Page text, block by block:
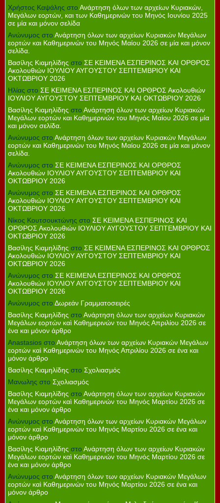
Χρήστος Καψάλης στο Ανάρτηση όλων των αρχείων Κυριακών,
Μεγάλων εορτών, και των Καθημερινών του Μηνός Ιουνίου 2025
σε μία και μόνον σελίδα
Ανώνυμος στο Ανάρτηση όλων των αρχείων Κυριακών Μεγάλων
εορτών και Καθημερινών του Μηνός Μαίου 2026 σε μία και μόνον
σελίδα.
Βασίλης Κιαμηλίδης στο ΣΕ ΚΕΙΜΕΝΑ ΕΣΠΕΡΙΝΟΣ ΚΑΙ ΟΡΘΡΟΣ
Ακολουθιών ΙΟΥΛΙΟΥ ΑΥΓΟΥΣΤΟΥ ΣΕΠΤΕΜΒΡΙΟΥ ΚΑΙ
ΟΚΤΩΒΡΙΟΥ 2026
Ηλίας στο ΣΕ ΚΕΙΜΕΝΑ ΕΣΠΕΡΙΝΟΣ ΚΑΙ ΟΡΘΡΟΣ Ακολουθιών
ΙΟΥΛΙΟΥ ΑΥΓΟΥΣΤΟΥ ΣΕΠΤΕΜΒΡΙΟΥ ΚΑΙ ΟΚΤΩΒΡΙΟΥ 2026
Βασίλης Κιαμηλίδης στο Ανάρτηση όλων των αρχείων Κυριακών
Μεγάλων εορτών και Καθημερινών του Μηνός Μαίου 2026 σε μία
και μόνον σελίδα.
Ανώνυμος στο Ανάρτηση όλων των αρχείων Κυριακών Μεγάλων
εορτών και Καθημερινών του Μηνός Μαίου 2026 σε μία και μόνον
σελίδα.
Ανώνυμος στο ΣΕ ΚΕΙΜΕΝΑ ΕΣΠΕΡΙΝΟΣ ΚΑΙ ΟΡΘΡΟΣ
Ακολουθιών ΙΟΥΛΙΟΥ ΑΥΓΟΥΣΤΟΥ ΣΕΠΤΕΜΒΡΙΟΥ ΚΑΙ
ΟΚΤΩΒΡΙΟΥ 2026
Ανώνυμος στο ΣΕ ΚΕΙΜΕΝΑ ΕΣΠΕΡΙΝΟΣ ΚΑΙ ΟΡΘΡΟΣ
Ακολουθιών ΙΟΥΛΙΟΥ ΑΥΓΟΥΣΤΟΥ ΣΕΠΤΕΜΒΡΙΟΥ ΚΑΙ
ΟΚΤΩΒΡΙΟΥ 2026
Νίκος Κουτσουκτώνης στο ΣΕ ΚΕΙΜΕΝΑ ΕΣΠΕΡΙΝΟΣ ΚΑΙ
ΟΡΘΡΟΣ Ακολουθιών ΙΟΥΛΙΟΥ ΑΥΓΟΥΣΤΟΥ ΣΕΠΤΕΜΒΡΙΟΥ ΚΑΙ
ΟΚΤΩΒΡΙΟΥ 2026
Βασίλης Κιαμηλίδης στο ΣΕ ΚΕΙΜΕΝΑ ΕΣΠΕΡΙΝΟΣ ΚΑΙ ΟΡΘΡΟΣ
Ακολουθιών ΙΟΥΛΙΟΥ ΑΥΓΟΥΣΤΟΥ ΣΕΠΤΕΜΒΡΙΟΥ ΚΑΙ
ΟΚΤΩΒΡΙΟΥ 2026
Ανώνυμος στο ΣΕ ΚΕΙΜΕΝΑ ΕΣΠΕΡΙΝΟΣ ΚΑΙ ΟΡΘΡΟΣ
Ακολουθιών ΙΟΥΛΙΟΥ ΑΥΓΟΥΣΤΟΥ ΣΕΠΤΕΜΒΡΙΟΥ ΚΑΙ
ΟΚΤΩΒΡΙΟΥ 2026
Ανώνυμος στο Δωρεάν Γραμματοσειρές
Βασίλης Κιαμηλίδης στο Ανάρτηση όλων των αρχείων Κυριακών
Μεγάλων εορτών καὶ Καθημερινών του Μηνός Απριλίου 2026 σε
ένα και μόνον άρθρο
Anastasios στο Ανάρτηση όλων των αρχείων Κυριακών Μεγάλων
εορτών καὶ Καθημερινών του Μηνός Απριλίου 2026 σε ένα και
μόνον άρθρο
Βασίλης Κιαμηλίδης στο Σχολιασμός
Μανωλης στο Σχολιασμός
Βασίλης Κιαμηλίδης στο Ανάρτηση όλων των αρχείων Κυριακών
Μεγάλων εορτών καὶ Καθημερινών του Μηνός Μαρτίου 2026 σε
ένα και μόνον άρθρο
Ανώνυμος στο Ανάρτηση όλων των αρχείων Κυριακών Μεγάλων
εορτών καὶ Καθημερινών του Μηνός Μαρτίου 2026 σε ένα και
μόνον άρθρο
Βασίλης Κιαμηλίδης στο Ανάρτηση όλων των αρχείων Κυριακών
Μεγάλων εορτών καὶ Καθημερινών του Μηνός Μαρτίου 2026 σε
ένα και μόνον άρθρο
Ανώνυμος στο Ανάρτηση όλων των αρχείων Κυριακών Μεγάλων
εορτών καὶ Καθημερινών του Μηνός Μαρτίου 2026 σε ένα και
μόνον άρθρο